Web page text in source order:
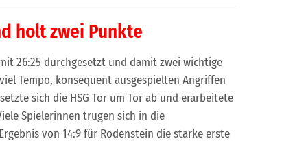
holt zwei Punkte
26:25 durchgesetzt und damit zwei wichtige
Tempo, konsequent ausgespielten Angriffen
sich die HSG Tor um Tor ab und erarbeitete
Spielerinnen trugen sich in die
von 14:9 für Rodenstein die starke erste